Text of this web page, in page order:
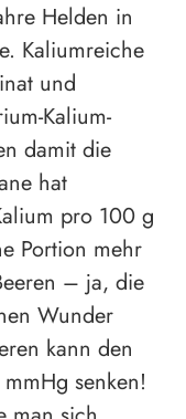
Helden in
Kaliumreiche
und
Kalium-
damit die
hat
pro 100 g
Portion mehr
– ja, die
Wunder
kann den
senken!